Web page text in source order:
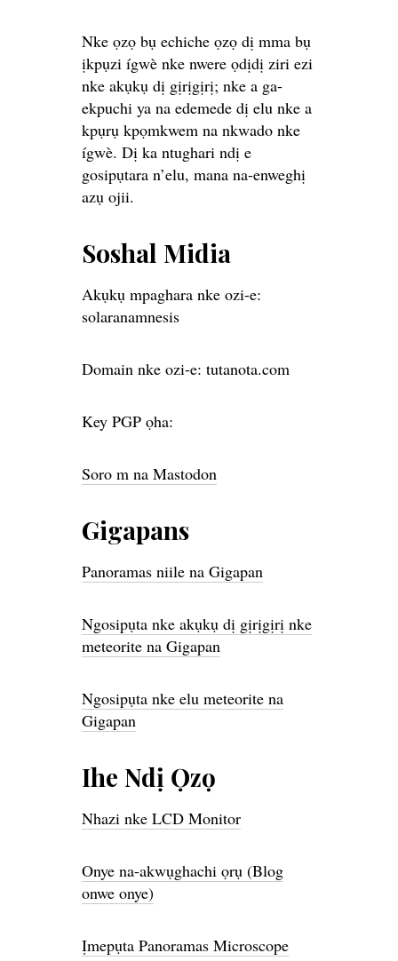
Nke ọzọ bụ echiche ọzọ dị mma bụ
ịkpụzi ígwè nke nwere ọdịdị ziri ezi
nke akụkụ dị gịrịgịrị; nke a ga-
ekpuchi ya na edemede dị elu nke a
kpụrụ kpọmkwem na nkwado nke
ígwè. Dị ka ntughari ndị e
gosipụtara n’elu, mana na-enweghị
azụ ojii.
Soshal Midia
Akụkụ mpaghara nke ozi-e:
solaranamnesis
Domain nke ozi-e: tutanota.com
Key PGP ọha:
Soro m na Mastodon
Gigapans
Panoramas niile na Gigapan
Ngosipụta nke akụkụ dị gịrịgịrị nke
meteorite na Gigapan
Ngosipụta nke elu meteorite na
Gigapan
Ihe Ndị Ọzọ
Nhazi nke LCD Monitor
Onye na-akwụghachi ọrụ (Blog
onwe onye)
Ịmepụta Panoramas Microscope